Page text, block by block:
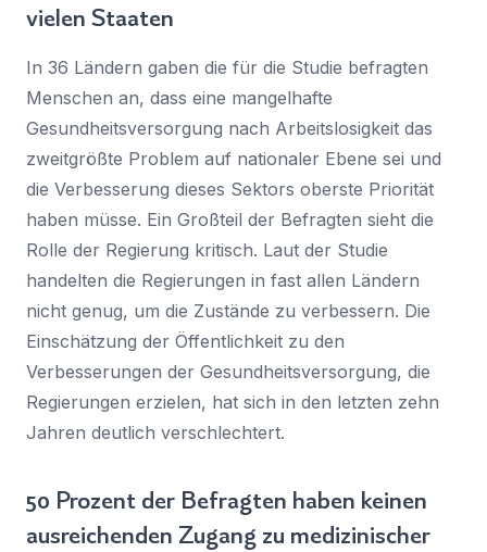
vielen Staaten
In 36 Ländern gaben die für die Studie befragten
Menschen an, dass eine mangelhafte
Gesundheitsversorgung nach Arbeitslosigkeit das
zweitgrößte Problem auf nationaler Ebene sei und
die Verbesserung dieses Sektors oberste Priorität
haben müsse. Ein Großteil der Befragten sieht die
Rolle der Regierung kritisch. Laut der Studie
handelten die Regierungen in fast allen Ländern
nicht genug, um die Zustände zu verbessern. Die
Einschätzung der Öffentlichkeit zu den
Verbesserungen der Gesundheitsversorgung, die
Regierungen erzielen, hat sich in den letzten zehn
Jahren deutlich verschlechtert.
50 Prozent der Befragten haben keinen
ausreichenden Zugang zu medizinischer
Sie haben bereits ein Konto?